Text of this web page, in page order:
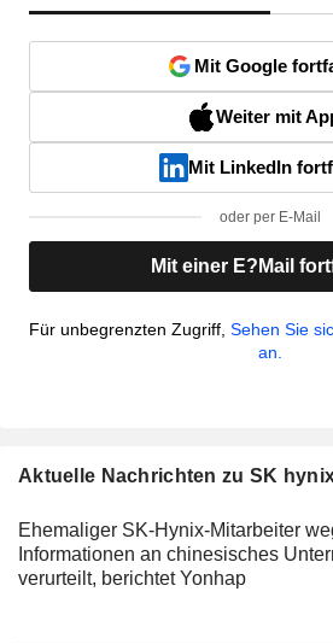
Mit Google
Weiter mit
Mit LinkedIn
oder per E-Mail
Mit einer E?Mail
Für unbegrenzten Zugriff, Sehen Sie
an.
Aktuelle Nachrichten zu SK
Ehemaliger SK-Hynix-Mitarbeiter
Informationen an chinesisches
verurteilt, berichtet Yonhap